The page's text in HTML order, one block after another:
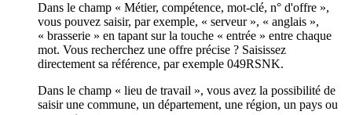
Dans le champ « Métier, compétence, mot-clé, n° d'offre »,
vous pouvez saisir, par exemple, « serveur », « anglais »,
« brasserie » en tapant sur la touche « entrée » entre chaque
mot. Vous recherchez une offre précise ? Saisissez
directement sa référence, par exemple 049RSNK.
Dans le champ « lieu de travail », vous avez la possibilité de
saisir une commune, un département, une région, un pays ou